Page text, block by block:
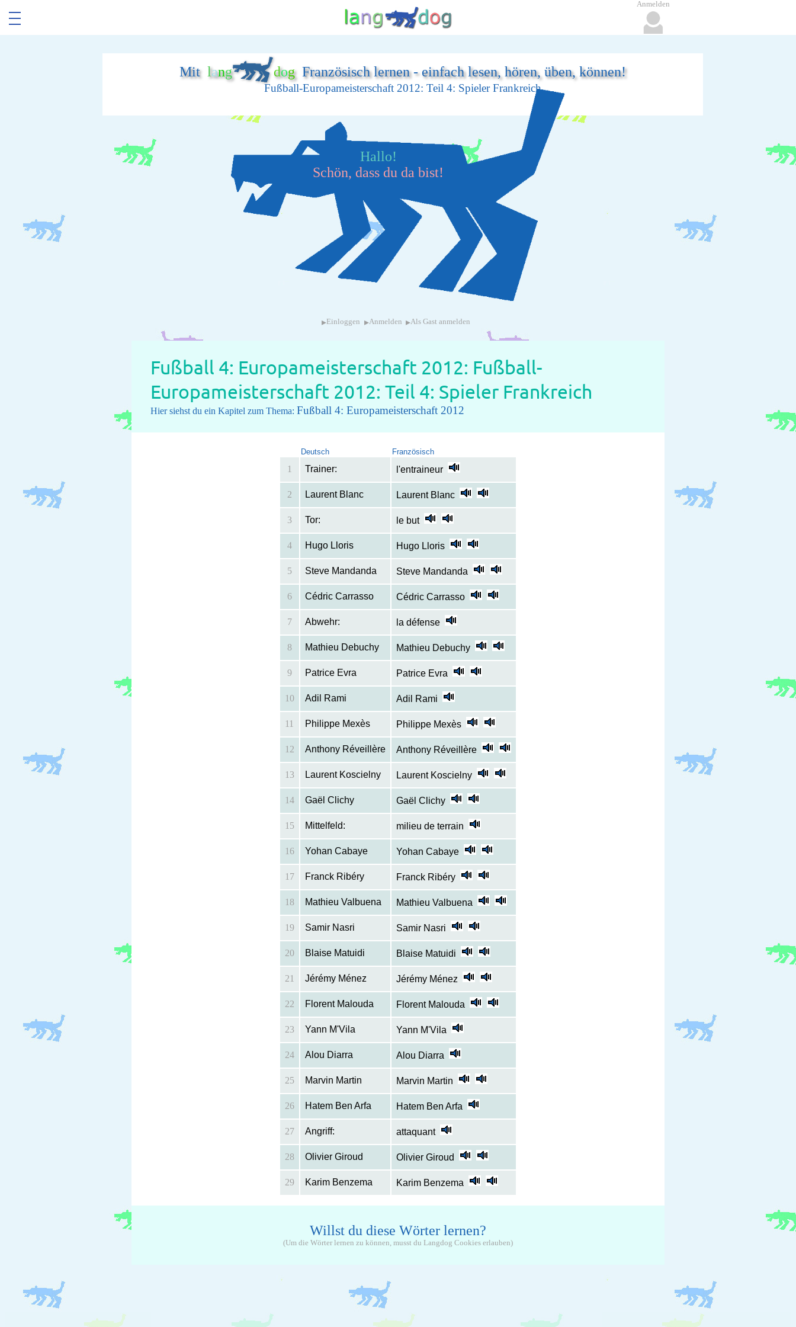
Mit lang dogFranzösisch lernen - einfach lesen, hören, üben, können!
Fußball-Europameisterschaft 2012: Teil 4: Spieler Frankreich
Hallo!
Schön, dass du da bist!
▸ Einloggen ▸Anmelden ▸Als Gast anmelden
Fußball 4: Europameisterschaft 2012: Fußball-
Europameisterschaft 2012: Teil 4: Spieler Frankreich
Hier siehst du ein Kapitel zum Thema: Fußball 4: Europameisterschaft 2012
Deutsch Französisch
1 Trainer: l'entraineur
2 Laurent Blanc Laurent Blanc
3 Tor: le but
4 Hugo Lloris Hugo Lloris
5 Steve Mandanda Steve Mandanda
6 Cédric Carrasso Cédric Carrasso
7 Abwehr: la défense
8 Mathieu Debuchy Mathieu Debuchy
9 Patrice Evra Patrice Evra
10 Adil Rami Adil Rami
11 Philippe Mexès Philippe Mexès
12 Anthony Réveillère Anthony Réveillère
13 Laurent Koscielny Laurent Koscielny
14 Gaël Clichy Gaël Clichy
15 Mittelfeld: milieu de terrain
16 Yohan Cabaye Yohan Cabaye
17 Franck Ribéry Franck Ribéry
18 Mathieu Valbuena Mathieu Valbuena
19 Samir Nasri Samir Nasri
20 Blaise Matuidi Blaise Matuidi
21 Jérémy Ménez Jérémy Ménez
22 Florent Malouda Florent Malouda
23 Yann M'Vila Yann M'Vila
24 Alou Diarra Alou Diarra
25 Marvin Martin Marvin Martin
26 Hatem Ben Arfa Hatem Ben Arfa
27 Angriff: attaquant
28 Olivier Giroud Olivier Giroud
29 Karim Benzema Karim Benzema
Willst du diese Wörter lernen?
(Um die Wörter lernen zu können, musst du Langdog Cookies erlauben)
Anmelden